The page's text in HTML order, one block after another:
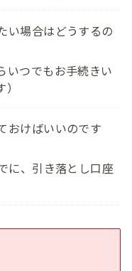
い場合はどうするの
いつでもお手続きい
おけばいいのです
に、引き落とし口座